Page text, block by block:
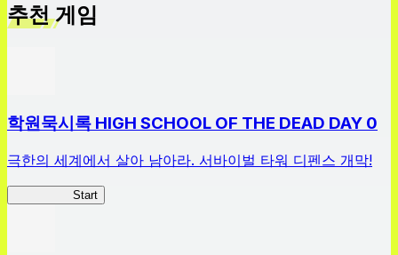
추천 게임
학원묵시록 HIGH SCHOOL OF THE DEAD DAY 0
극한의 세계에서 살아 남아라. 서바이벌 타워 디펜스 개막!
Start